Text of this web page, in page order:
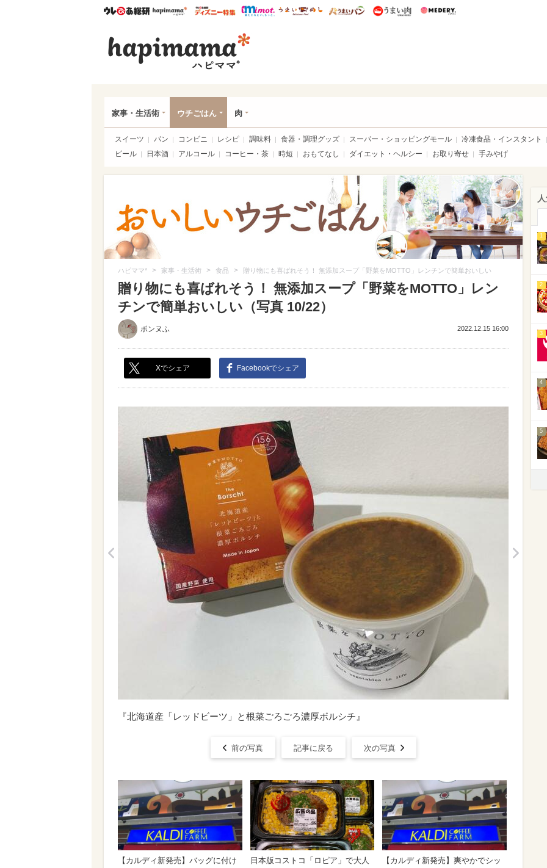
ウレぴあ総研ハピママ* ウレぴあ総研 ディズニー特集
mimot. うまいめし うまいパン うまい肉
家事・生活術 ウチごはん 肉
スイーツ パン コンビニ レシピ 調味料 食器・調理グッズ スーパー・ショッピングモール
冷凍食品・インスタント
ビール
日本酒 アルコール コーヒー・茶 時短 おもてなし ダイエット・ヘルシー お取り寄せ 手みやげ
ハピママ* > 家事・生活術 > 食品 > 贈り物にも喜ばれそう！ 無添加スープ「野菜をMOTTO」レンチンで簡単おいしい
贈り物にも喜ばれそう！ 無添加スープ「野菜をMOTTO」レン
チンで簡単おいしい（写真 10/22）
ポンヌふ 2022.12.15 16:00
Xでシェア Facebookでシェア
『北海道産「レッドビーツ」と根菜ごろごろ濃厚ボルシチ』
前の写真 記事に戻る 次の写真
1
2
3
4
5